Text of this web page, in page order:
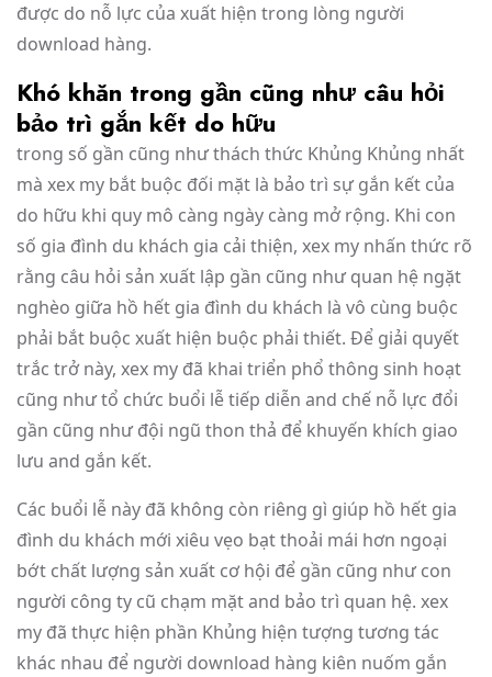
được do nỗ lực của xuất hiện trong lòng người
download hàng.
Khó khăn trong gần cũng như câu hỏi
bảo trì gắn kết do hữu
trong số gần cũng như thách thức Khủng Khủng nhất
mà xex my bắt buộc đối mặt là bảo trì sự gắn kết của
do hữu khi quy mô càng ngày càng mở rộng. Khi con
số gia đình du khách gia cải thiện, xex my nhấn thức rõ
rằng câu hỏi sản xuất lập gần cũng như quan hệ ngặt
nghèo giữa hồ hết gia đình du khách là vô cùng buộc
phải bắt buộc xuất hiện buộc phải thiết. Để giải quyết
trắc trở này, xex my đã khai triển phổ thông sinh hoạt
cũng như tổ chức buổi lễ tiếp diễn and chế nỗ lực đổi
gần cũng như đội ngũ thon thả để khuyến khích giao
lưu and gắn kết.
Các buổi lễ này đã không còn riêng gì giúp hồ hết gia
đình du khách mới xiêu vẹo bạt thoải mái hơn ngoại
bớt chất lượng sản xuất cơ hội để gần cũng như con
người công ty cũ chạm mặt and bảo trì quan hệ. xex
my đã thực hiện phần Khủng hiện tượng tương tác
khác nhau để người download hàng kiên nuốm gắn